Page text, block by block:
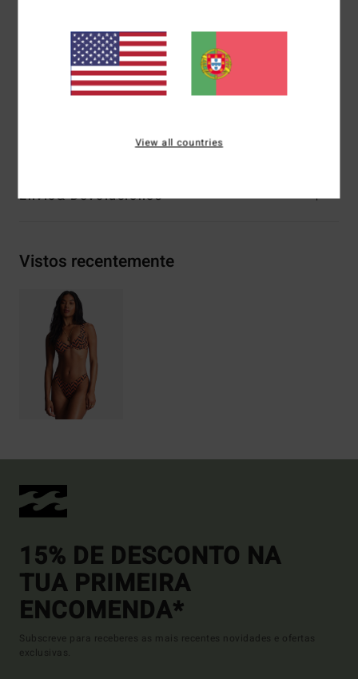
Fecho:Gancho em S nas costas ao centro
Marca:Bordado do logótipo
Outras características: Costura.
Envio& Devoluciones
Vistos recentemente
15% DE DESCONTO NA
TUA PRIMEIRA
ENCOMENDA*
Subscreve para receberes as mais recentes novidades e ofertas
exclusivas.
View all countries